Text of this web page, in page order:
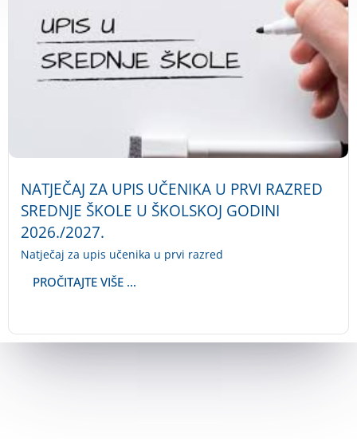
NATJEČAJ ZA UPIS UČENIKA U PRVI RAZRED
SREDNJE ŠKOLE U ŠKOLSKOJ GODINI
2026./2027.
Natječaj za upis učenika u prvi razred
PROČITAJTE VIŠE ...